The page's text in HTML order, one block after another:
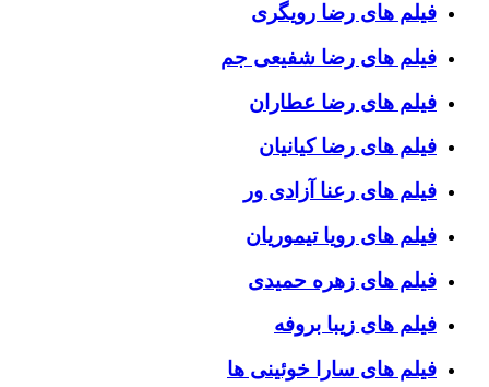
فیلم های رضا رویگری
فیلم های رضا شفیعی جم
فیلم های رضا عطاران
فیلم های رضا کیانیان
فیلم های رعنا آزادی ور
فیلم های رویا تیموریان
فیلم های زهره حمیدی
فیلم های زیبا بروفه
فیلم های سارا خوئینی ها